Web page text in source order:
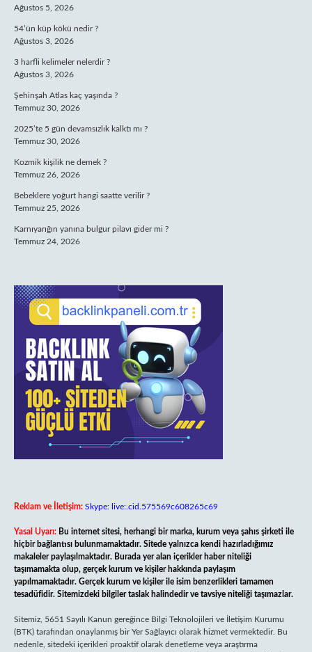
Ağustos 5, 2026
54’ün küp kökü nedir ?
Ağustos 3, 2026
3 harfli kelimeler nelerdir ?
Ağustos 3, 2026
Şehinşah Atlas kaç yaşında ?
Temmuz 30, 2026
2025’te 5 gün devamsızlık kalktı mı ?
Temmuz 30, 2026
Kozmik kişilik ne demek ?
Temmuz 26, 2026
Bebeklere yoğurt hangi saatte verilir ?
Temmuz 25, 2026
Karnıyarığın yanına bulgur pilavı gider mi ?
Temmuz 24, 2026
Reklam ve İletişim: Skype: live:.cid.575569c608265c69
Yasal Uyarı: Bu internet sitesi, herhangi bir marka, kurum veya şahıs şirketi ile
hiçbir bağlantısı bulunmamaktadır. Sitede yalnızca kendi hazırladığımız
makaleler paylaşılmaktadır. Burada yer alan içerikler haber niteliği
taşımamakta olup, gerçek kurum ve kişiler hakkında paylaşım
yapılmamaktadır. Gerçek kurum ve kişiler ile isim benzerlikleri tamamen
tesadüfidir. Sitemizdeki bilgiler taslak halindedir ve tavsiye niteliği taşımazlar.
Sitemiz, 5651 Sayılı Kanun gereğince Bilgi Teknolojileri ve İletişim Kurumu
(BTK) tarafından onaylanmış bir Yer Sağlayıcı olarak hizmet vermektedir. Bu
nedenle, sitedeki içerikleri proaktif olarak denetleme veya araştırma